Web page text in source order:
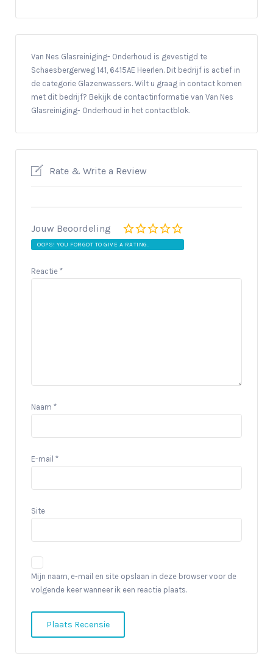
Van Nes Glasreiniging- Onderhoud is gevestigd te
Schaesbergerweg 141, 6415AE Heerlen. Dit bedrijf is actief in
de categorie Glazenwassers. Wilt u graag in contact komen
met dit bedrijf? Bekijk de contactinformatie van Van Nes
Glasreiniging- Onderhoud in het contactblok.
Rate & Write a Review
Jouw Beoordeling
OOPS! YOU FORGOT TO GIVE A RATING.
Reactie *
Naam *
E-mail *
Site
Mijn naam, e-mail en site opslaan in deze browser voor de
volgende keer wanneer ik een reactie plaats.